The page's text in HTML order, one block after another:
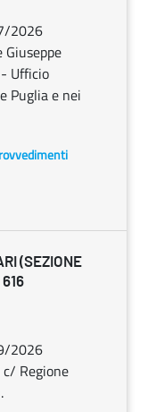
2026
Giuseppe
Ufficio
Puglia e nei
(SEZIONE
2026
Regione